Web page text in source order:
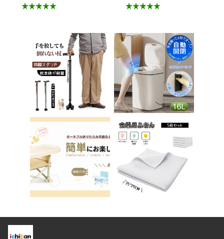
ア 疲れにくい 学習椅
学習チェア オフィス
チェア パソコンチェ
ア ベロア調 インテリ
ア 椅子 イス 在宅ワ
ーク アシェル ブリリ
アント C-56
折りたたみ おまる 補
供用 便座 トイレ補助
踏み台 男の子 女の子
子供 子ども トイトレ
送料無料 ステップ ス
テップ台 トイレ D-2
8